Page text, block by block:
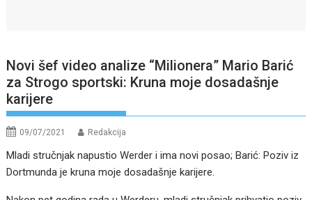
Novi šef video analize “Milionera” Mario Barić
za Strogo sportski: Kruna moje dosadašnje
karijere
09/07/2021 Redakcija
Mladi stručnjak napustio Werder i ima novi posao; Barić: Poziv iz
Dortmunda je kruna moje dosadašnje karijere.